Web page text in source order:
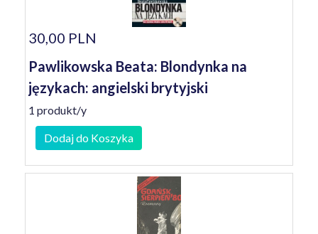
30,00 PLN
Pawlikowska Beata: Blondynka na
językach: angielski brytyjski
1 produkt/y
Dodaj do Koszyka